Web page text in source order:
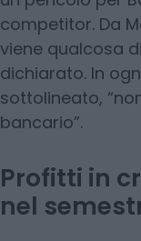
competitor. Da
viene qualcosa
dichiarato. In
sottolineato,
bancario”.
Profitti in
nel